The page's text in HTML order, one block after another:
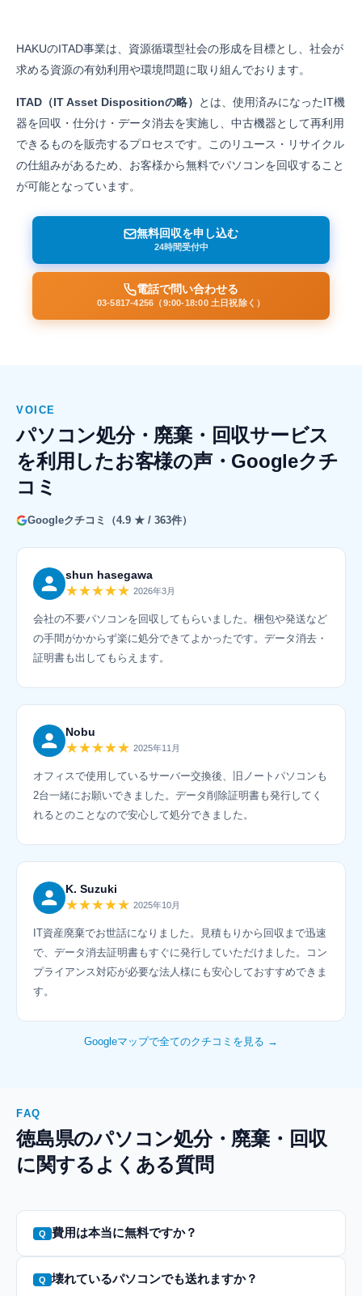
HAKUのITAD事業は、資源循環型社会の形成を目標とし、社会が
求める資源の有効利用や環境問題に取り組んでおります。
ITAD（IT Asset Dispositionの略）
とは、使用済みになったIT機
器を回収・仕分け・データ消去を実施し、中古機器として再利用
できるものを販売するプロセスです。このリユース・リサイクル
の仕組みがあるため、お客様から無料でパソコンを回収すること
が可能となっています。
無料回収を申し込む
24時間受付中
電話で問い合わせる
03-5817-4256（9:00-18:00 土日祝除く）
VOICE
パソコン処分・廃棄・回収サービス
を利用したお客様の声・Googleクチ
コミ
Googleクチコミ（4.9 ★ / 363件）
shun hasegawa
★★★★★ 2026年3月
会社の不要パソコンを回収してもらいました。梱包や発送など
の手間がかからず楽に処分できてよかったです。データ消去・
証明書も出してもらえます。
Nobu
★★★★★ 2025年11月
オフィスで使用しているサーバー交換後、旧ノートパソコンも
2台一緒にお願いできました。データ削除証明書も発行してく
れるとのことなので安心して処分できました。
K. Suzuki
★★★★★ 2025年10月
IT資産廃棄でお世話になりました。見積もりから回収まで迅速
で、データ消去証明書もすぐに発行していただけました。コン
プライアンス対応が必要な法人様にも安心しておすすめできま
す。
Googleマップで全てのクチコミを見る →
FAQ
徳島県のパソコン処分・廃棄・回収
に関するよくある質問
費用は本当に無料ですか？
壊れているパソコンでも送れますか？